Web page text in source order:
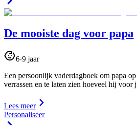
De mooiste dag voor papa
6-9 jaar
Een persoonlijk vaderdagboek om papa
verrassen en te laten zien hoeveel hij voor
Lees meer
Personaliseer